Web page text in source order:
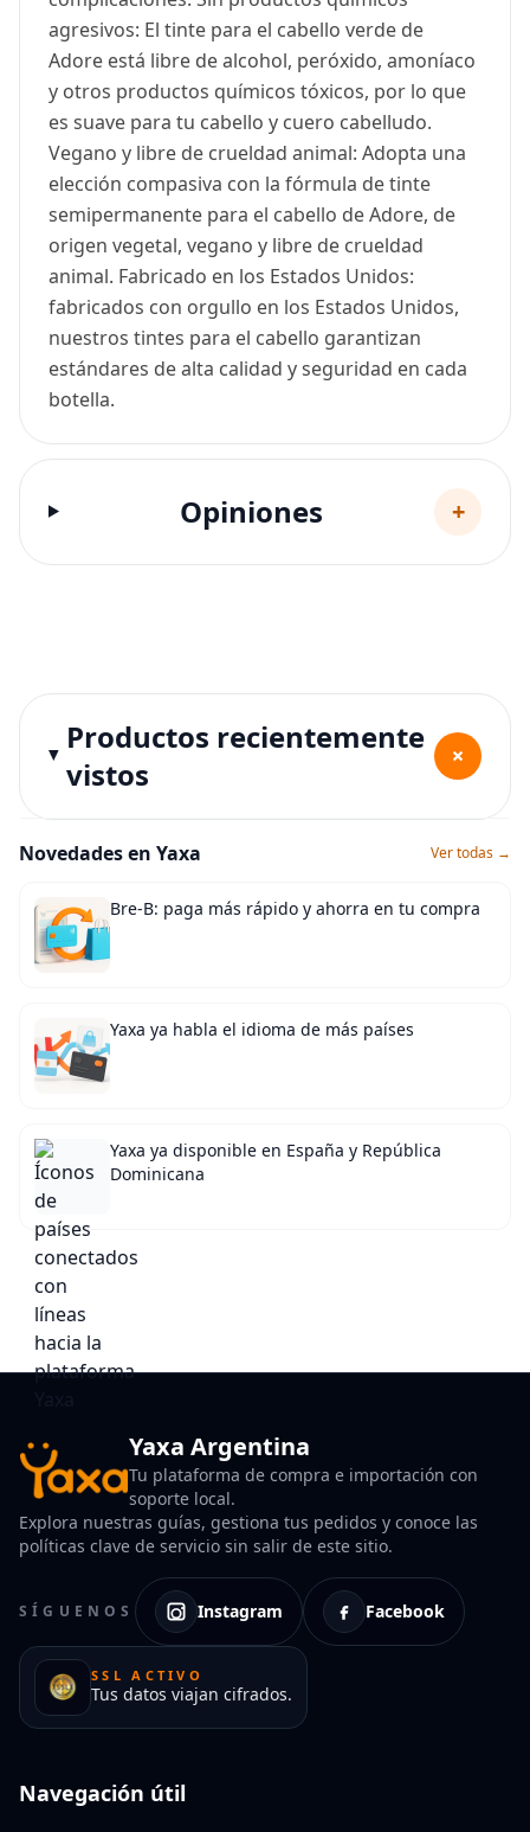
agresivos: El tinte para el cabello verde de
Adore está libre de alcohol, peróxido, amoníaco
y otros productos químicos tóxicos, por lo que
es suave para tu cabello y cuero cabelludo.
Vegano y libre de crueldad animal: Adopta una
elección compasiva con la fórmula de tinte
semipermanente para el cabello de Adore, de
origen vegetal, vegano y libre de crueldad
animal. Fabricado en los Estados Unidos:
fabricados con orgullo en los Estados Unidos,
nuestros tintes para el cabello garantizan
estándares de alta calidad y seguridad en cada
botella.
Opiniones +
Productos recientemente
vistos
+
Novedades en Yaxa Ver todas →
Bre-B: paga más rápido y ahorra en tu compra
Yaxa ya habla el idioma de más países
Yaxa ya disponible en España y República
Dominicana
Yaxa Argentina
Tu plataforma de compra e importación con
soporte local.
Explora nuestras guías, gestiona tus pedidos y conoce las
políticas clave de servicio sin salir de este sitio.
SÍGUENOS Instagram Facebook
SSL ACTIVO
Tus datos viajan cifrados.
Navegación útil